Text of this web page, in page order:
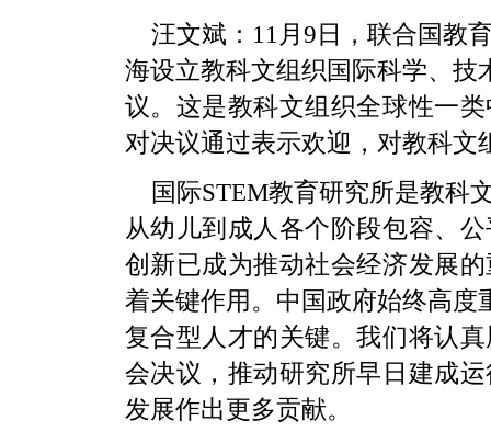
汪文斌：11月9日，联合国教
海设立教科文组织国际科学、技
议。这是教科文组织全球性一
对决议通过表示欢迎，对教科
国际STEM教育研究所是教科
从幼儿到成人各个阶段包容、
创新已成为推动社会经济发展
着关键作用。中国政府始终高度
复合型人才的关键。我们将认
会决议，推动研究所早日建成
发展作出更多贡献。